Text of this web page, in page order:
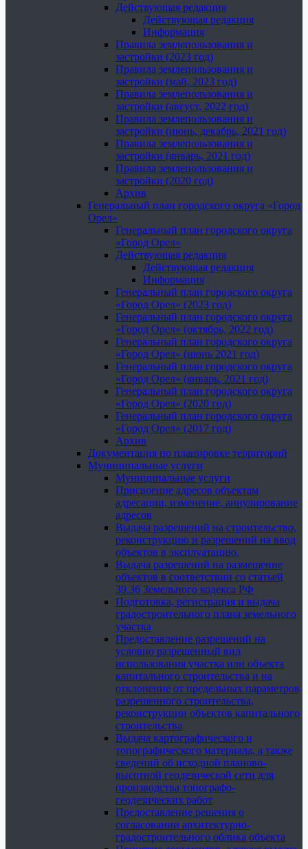
Действующая редакция
Действующая редакция
Информация
Правила землепользования и
застройки (2023 год)
Правила землепользования и
застройки (май, 2023 год)
Правила землепользования и
застройки (август, 2022 год)
Правила землепользования и
застройки (июнь, декабрь, 2021 год)
Правила землепользования и
застройки (январь, 2021 год)
Правила землепользования и
застройки (2020 год)
Архив
Генеральный план городского округа «Город
Орел»
Генеральный план городского округа
«Город Орел»
Действующая редакция
Действующая редакция
Информация
Генеральный план городского округа
«Город Орел» (2023 год)
Генеральный план городского округа
«Город Орел» (октябрь, 2022 год)
Генеральный план городского округа
«Город Орел» (июнь 2021 год)
Генеральный план городского округа
«Город Орел» (январь, 2021 год)
Генеральный план городского округа
«Город Орел» (2020 год)
Генеральный план городского округа
«Город Орел» (2017 год)
Архив
Документация по планировке территорий
Муниципальные услуги
Муниципальные услуги
Присвоение адресов объектам
адресации, изменение, аннулирование
адресов
Выдача разрешений на строительство,
реконструкцию и разрешений на ввод
объектов в эксплуатацию.
Выдача разрешений на размещение
объектов в соответствии со статьей
39.36 Земельного кодекса РФ
Подготовка, регистрация и выдача
градостроительного плана земельного
участка
Предоставление разрешений на
условно разрешенный вид
использования участка или объекта
капитального строительства и на
отклонение от предельных параметров
разрешенного строительства,
реконструкции объектов капитального
строительства
Выдача картографического и
топографического материала, а также
сведений об исходной планово-
высотной геодезической сети для
производства топографо-
геодезических работ
Предоставление решения о
согласовании архитектурно-
градостроительного облика объекта